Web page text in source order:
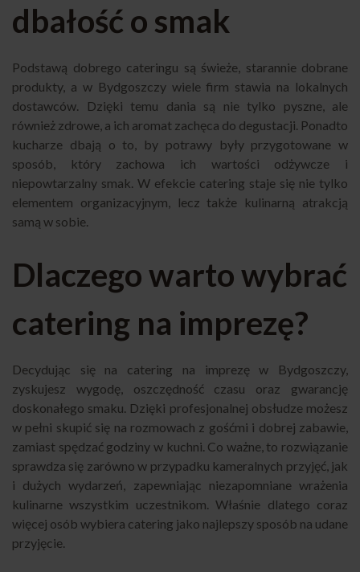
dbałość o smak
Podstawą dobrego cateringu są świeże, starannie dobrane
produkty, a w Bydgoszczy wiele firm stawia na lokalnych
dostawców. Dzięki temu dania są nie tylko pyszne, ale
również zdrowe, a ich aromat zachęca do degustacji. Ponadto
kucharze dbają o to, by potrawy były przygotowane w
sposób, który zachowa ich wartości odżywcze i
niepowtarzalny smak. W efekcie catering staje się nie tylko
elementem organizacyjnym, lecz także kulinarną atrakcją
samą w sobie.
Dlaczego warto wybrać
catering na imprezę?
Decydując się na catering na imprezę w Bydgoszczy,
zyskujesz wygodę, oszczędność czasu oraz gwarancję
doskonałego smaku. Dzięki profesjonalnej obsłudze możesz
w pełni skupić się na rozmowach z gośćmi i dobrej zabawie,
zamiast spędzać godziny w kuchni. Co ważne, to rozwiązanie
sprawdza się zarówno w przypadku kameralnych przyjęć, jak
i dużych wydarzeń, zapewniając niezapomniane wrażenia
kulinarne wszystkim uczestnikom. Właśnie dlatego coraz
więcej osób wybiera catering jako najlepszy sposób na udane
przyjęcie.